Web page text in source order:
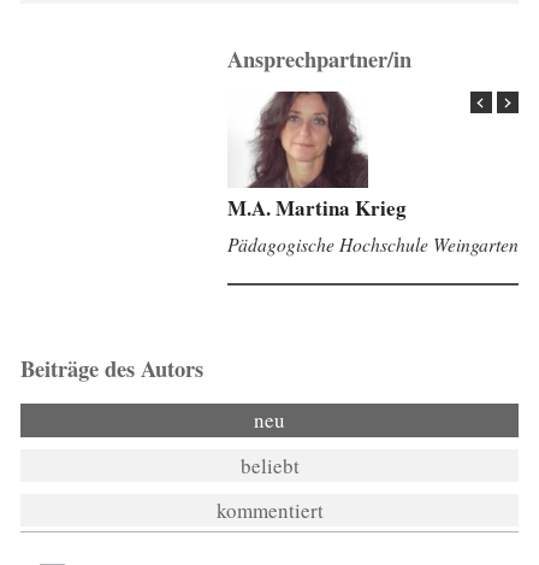
Ansprechpartner/in
M.A. Martina Krieg
Pädagogische Hochschule Weingarten
Beiträge des Autors
neu
beliebt
kommentiert